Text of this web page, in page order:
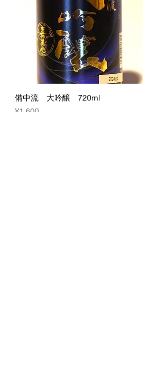
備中流 大吟醸 720ml
Price
¥1,600